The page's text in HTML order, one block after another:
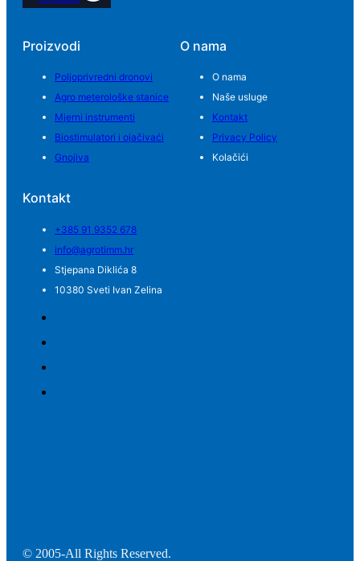
Proizvodi
Poljoprivredni dronovi
Agro meterološke stanice
Mjerni instrumenti
Biostimulatori i ojačivaći
Gnojiva
O nama
O nama
Naše usluge
Kontakt
Privacy Policy
Kolačići
Kontakt
+385 91 9352 678
info@agrotimm.hr
Stjepana Diklića 8
10380 Sveti Ivan Zelina
© 2005-All Rights Reserved.